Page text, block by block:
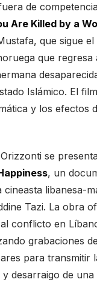
de
Are Killed by a
que sigue el
que regresa
Islámico. El
y los efectos
se
, un
cineasta libanesa-
Tazi. La obra
conflicto en
grabaciones
para transmitir
y desarraigo de